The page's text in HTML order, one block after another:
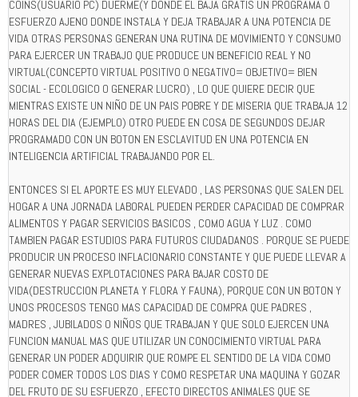
COINS(USUARIO PC) DUERME(Y DONDE EL BAJA GRATIS UN PROGRAMA O
ESFUERZO AJENO DONDE INSTALA Y DEJA TRABAJAR A UNA POTENCIA DE
VIDA OTRAS PERSONAS GENERAN UNA RUTINA DE MOVIMIENTO Y CONSUMO
PARA EJERCER UN TRABAJO QUE PRODUCE UN BENEFICIO REAL Y NO
VIRTUAL(CONCEPTO VIRTUAL POSITIVO O NEGATIVO= OBJETIVO= BIEN
SOCIAL - ECOLOGICO O GENERAR LUCRO) , LO QUE QUIERE DECIR QUE
MIENTRAS EXISTE UN NIÑO DE UN PAIS POBRE Y DE MISERIA QUE TRABAJA 12
HORAS DEL DIA (EJEMPLO) OTRO PUEDE EN COSA DE SEGUNDOS DEJAR
PROGRAMADO CON UN BOTON EN ESCLAVITUD EN UNA POTENCIA EN
INTELIGENCIA ARTIFICIAL TRABAJANDO POR EL.
ENTONCES SI EL APORTE ES MUY ELEVADO , LAS PERSONAS QUE SALEN DEL
HOGAR A UNA JORNADA LABORAL PUEDEN PERDER CAPACIDAD DE COMPRAR
ALIMENTOS Y PAGAR SERVICIOS BASICOS , COMO AGUA Y LUZ . COMO
TAMBIEN PAGAR ESTUDIOS PARA FUTUROS CIUDADANOS . PORQUE SE PUEDE
PRODUCIR UN PROCESO INFLACIONARIO CONSTANTE Y QUE PUEDE LLEVAR A
GENERAR NUEVAS EXPLOTACIONES PARA BAJAR COSTO DE
VIDA(DESTRUCCION PLANETA Y FLORA Y FAUNA), PORQUE CON UN BOTON Y
UNOS PROCESOS TENGO MAS CAPACIDAD DE COMPRA QUE PADRES ,
MADRES , JUBILADOS O NIÑOS QUE TRABAJAN Y QUE SOLO EJERCEN UNA
FUNCION MANUAL MAS QUE UTILIZAR UN CONOCIMIENTO VIRTUAL PARA
GENERAR UN PODER ADQUIRIR QUE ROMPE EL SENTIDO DE LA VIDA COMO
PODER COMER TODOS LOS DIAS Y COMO RESPETAR UNA MAQUINA Y GOZAR
DEL FRUTO DE SU ESFUERZO , EFECTO DIRECTOS ANIMALES QUE SE